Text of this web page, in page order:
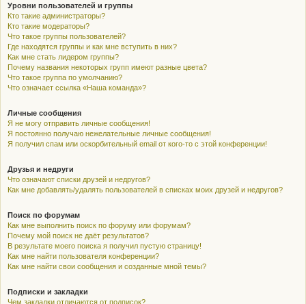
Уровни пользователей и группы
Кто такие администраторы?
Кто такие модераторы?
Что такое группы пользователей?
Где находятся группы и как мне вступить в них?
Как мне стать лидером группы?
Почему названия некоторых групп имеют разные цвета?
Что такое группа по умолчанию?
Что означает ссылка «Наша команда»?
Личные сообщения
Я не могу отправить личные сообщения!
Я постоянно получаю нежелательные личные сообщения!
Я получил спам или оскорбительный email от кого-то с этой конференции!
Друзья и недруги
Что означают списки друзей и недругов?
Как мне добавлять/удалять пользователей в списках моих друзей и недругов?
Поиск по форумам
Как мне выполнить поиск по форуму или форумам?
Почему мой поиск не даёт результатов?
В результате моего поиска я получил пустую страницу!
Как мне найти пользователя конференции?
Как мне найти свои сообщения и созданные мной темы?
Подписки и закладки
Чем закладки отличаются от подписок?